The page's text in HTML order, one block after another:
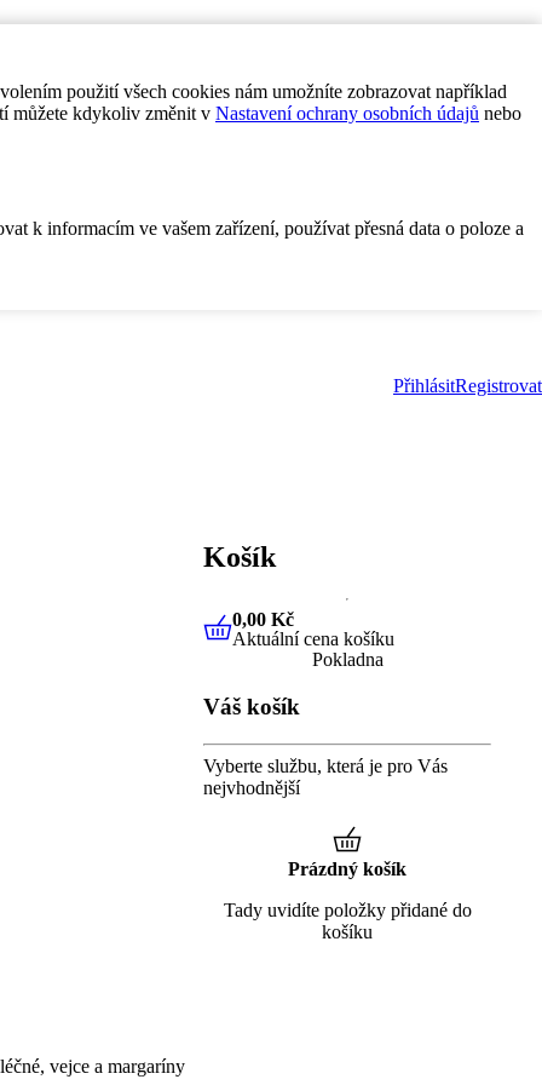
použití všech cookies nám umožníte zobrazovat například
můžete kdykoliv změnit v Nastavení ochrany osobních údajů nebo
k informacím ve vašem zařízení, používat přesná data o poloze a
PřihlásitRegistrovat
vejce a margaríny
Košík
0,00 KčAktuální cena košíku
0,00 Kč
Aktuální cena košíku
Pokladna
Váš košík
Vyberte službu, která je pro Vás
nejvhodnější
Prázdný košík
Tady uvidíte položky přidané do
košíku